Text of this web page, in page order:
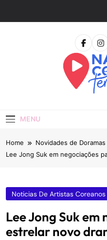
MENU
Home
Novidades de Doramas
Lee Jong Suk em negociações
Noticias De Artistas Coreanos
Lee Jong Suk em
estrelar novo